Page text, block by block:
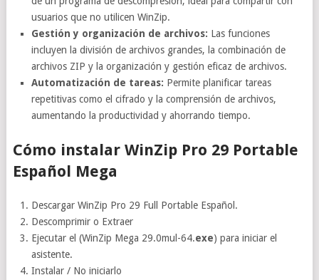
usuarios que no utilicen WinZip.
Gestión y organización de archivos: Las funciones
incluyen la división de archivos grandes, la combinación de
archivos ZIP y la organización y gestión eficaz de archivos.
Automatización de tareas: Permite planificar tareas
repetitivas como el cifrado y la comprensión de archivos,
aumentando la productividad y ahorrando tiempo.
Cómo instalar WinZip Pro 29 Portable
Español Mega
Descargar WinZip Pro 29 Full Portable Español.
Descomprimir o Extraer
Ejecutar el (WinZip Mega 29.0mul-64.exe) para iniciar el
asistente.
Instalar / No iniciarlo